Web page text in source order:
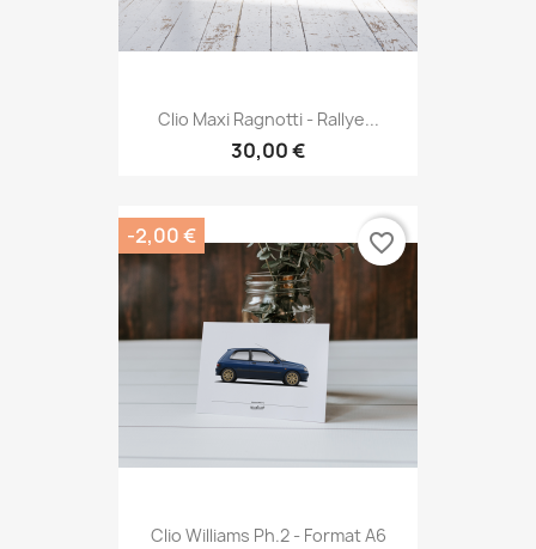
Clio Maxi Ragnotti - Rallye...
30,00 €
Clio Williams Ph.2 - Format A6
-2,00 € favorite_border